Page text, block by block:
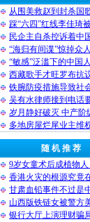
从围美救赵到封杀国
踩“六四”红线李佳琦
民企主自杀控诉着中
“海归有间谍”惊掉众
“敏感”泛滥下的中国
西藏歌手才旺罗布抗
铁腕防疫措施导致社
吴有水律师接到电话
岁月静好破灭 中产阶
多地房屋烂尾业主维
随 机 推 荐
9岁女童术后成植物人
香港火灾的根源究竟
甘肃血铅事件不过是
山西版铁链女被警方
银行大厅上演理财骗